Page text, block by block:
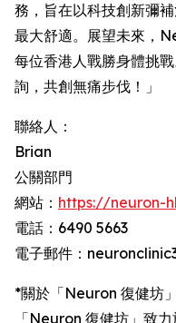
務，旨在以科技創新彌
最大舒適。展望未來，
每位香港人戰勝身體挑
詢，共創無痛步伐！」
聯絡人：
Brian
公關部門
網站： https://neuron-
電話：6490 5663
電子郵件：
*關於「Neuron 復健坊
「Neuron 復健坊」致